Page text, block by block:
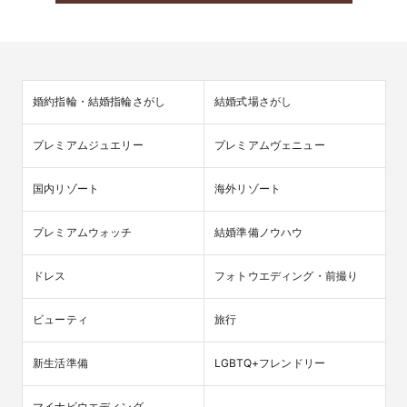
婚約指輪・結婚指輪さがし 結婚式場さがし
プレミアムジュエリー プレミアムヴェニュー
国内リゾート 海外リゾート
プレミアムウォッチ 結婚準備ノウハウ
ドレス フォトウエディング・前撮り
ビューティ 旅行
新生活準備 LGBTQ+フレンドリー